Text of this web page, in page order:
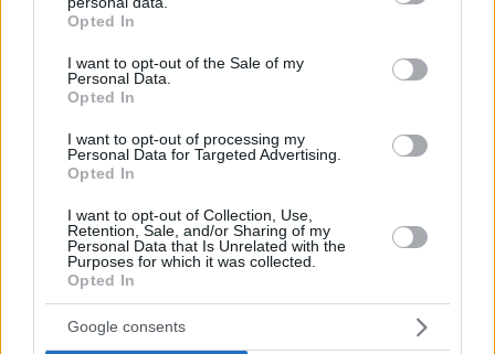
grant or deny consent to Google and its third-party tags to
use your data for below specified purposes in below Google
consent section.
Opted In
I want to opt-out of the Sale of my
Personal Data.
Opted In
I want to opt-out of processing my
Personal Data for Targeted Advertising.
Opted In
I want to opt-out of Collection, Use,
Retention, Sale, and/or Sharing of my
Personal Data that Is Unrelated with the
Purposes for which it was collected.
Opted In
Google consents
Μακεδονία - Γιατί δεν περισυνελέγη
Πέθανε το άσπρο κουτάβι που
συμβίωνε με αγέλη λύκων στην
μικρέ, δείτε βίντεο
06.08.2026, 16:39 167